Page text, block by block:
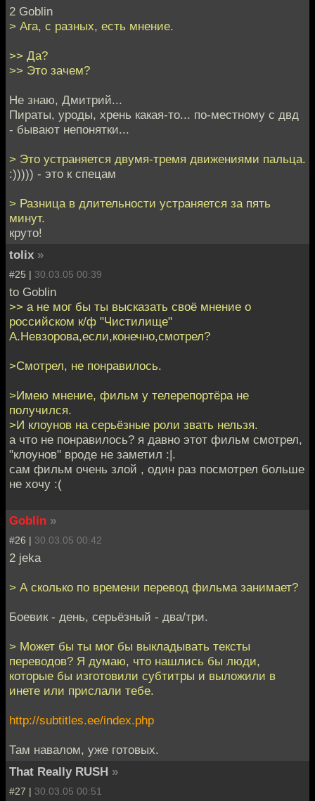
2 Goblin
> Ага, с разных, есть мнение.
>> Да?
>> Это зачем?
Не знаю, Дмитрий...
Пираты, уроды, хрень какая-то... по-местному с двд
- бывают непонятки...
> Это устраняется двумя-тремя движениями пальца.
:))))) - это к спецам
> Разница в длительности устраняется за пять
минут.
круто!
tolix »
#25 | 30.03.05 00:39
to Goblin
>> а не мог бы ты высказать своё мнение о
российском к/ф "Чистилище"
А.Невзорова,если,конечно,смотрел?
>Смотрел, не понравилось.
>Имею мнение, фильм у телерепортёра не
получился.
>И клоунов на серьёзные роли звать нельзя.
а что не понравилось? я давно этот фильм смотрел,
"клоунов" вроде не заметил :|.
сам фильм очень злой , один раз посмотрел больше
не хочу :(
Goblin »
#26 | 30.03.05 00:42
2 jeka
> А сколько по времени перевод фильма занимает?
Боевик - день, серьёзный - два/три.
> Может бы ты мог бы выкладывать тексты
переводов? Я думаю, что нашлись бы люди,
которые бы изготовили субтитры и выложили в
инете или прислали тебе.
http://subtitles.ee/index.php
Там навалом, уже готовых.
That Really RUSH »
#27 | 30.03.05 00:51